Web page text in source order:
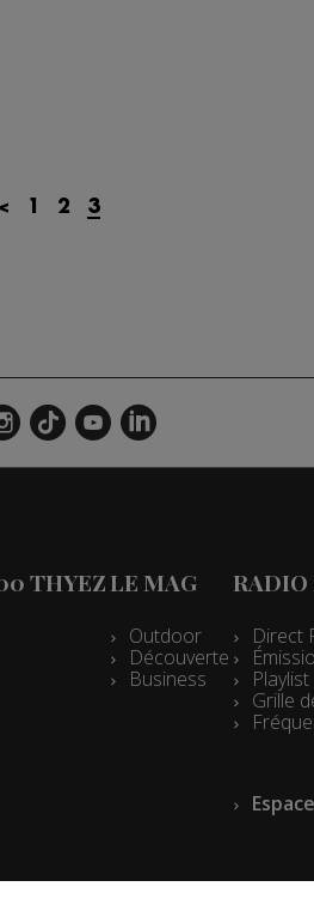
< 1 2 3
THYEZLE MAG
Outdoor
Découverte
Business
Direct
Grille